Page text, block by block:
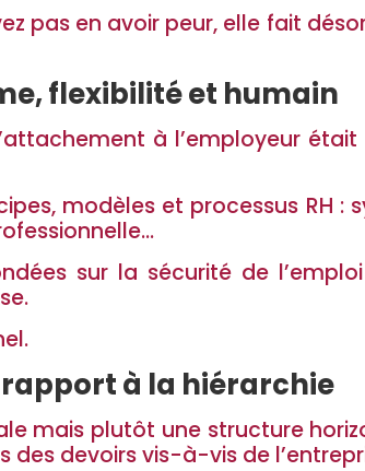
pas en avoir peur, elle fait
flexibilité et humain
à l’employeur était
modèles et processus RH :
sur la sécurité de
à la hiérarchie
mais plutôt une structure
devoirs vis-à-vis de